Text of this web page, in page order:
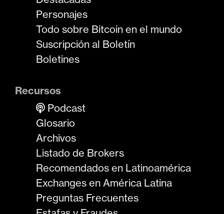
Personajes
Todo sobre Bitcoin en el mundo
Suscripción al Boletín
Boletines
Recursos
Podcast
Glosario
Archivos
Listado de Brokers
Recomendados en Latinoamérica
Exchanges en América Latina
Preguntas Frecuentes